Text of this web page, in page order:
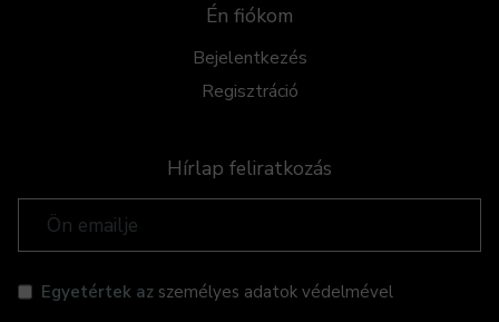
Hírlap feliratkozás
Egyetértek az személyes adatok védelmével
Én fiókom
Bejelentkezés
Regisztráció